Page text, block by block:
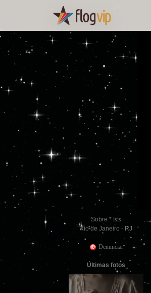
Sobre * isis
Rio de Janeiro - RJ
Denunciar
Últimas fotos